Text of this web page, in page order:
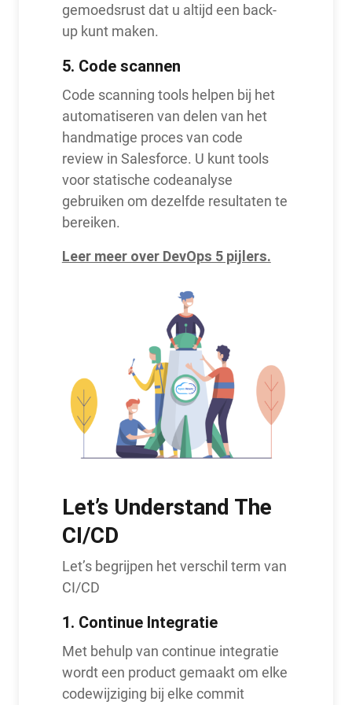
gemoedsrust dat u altijd een back-
up kunt maken.
5. Code scannen
Code scanning tools helpen bij het
automatiseren van delen van het
handmatige proces van code
review in Salesforce. U kunt tools
voor statische codeanalyse
gebruiken om dezelfde resultaten te
bereiken.
Leer meer over DevOps 5 pijlers.
Let’s Understand The
CI/CD
Let’s begrijpen het verschil term van
CI/CD
1. Continue Integratie
Met behulp van continue integratie
wordt een product gemaakt om elke
codewijziging bij elke commit